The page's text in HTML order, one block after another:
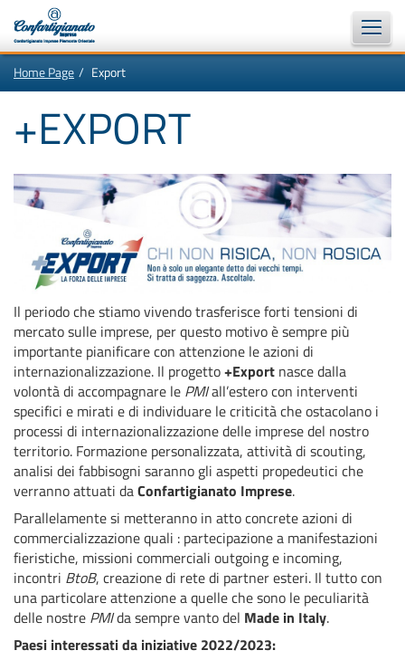
Vai
In
questa
di
navigazione
principale
nel
sito
[2]
Contenuti
ultime
novità
da
[6]
Home Page Export
ricerca
+EXPORT
Il periodo che stiamo vivendo trasferisce forti tensioni di
mercato sulle imprese, per questo motivo è sempre più
importante pianificare con attenzione le azioni di
internazionalizzazione. Il progetto+Export nasce dalla
volontà di accompagnare le PMIall’estero con interventi
specifici e mirati e di individuare le criticità che ostacolano i
processi di internazionalizzazione delle imprese del nostro
territorio. Formazione personalizzata, attività di scouting,
analisi dei fabbisogni saranno gli aspetti propedeutici che
verranno attuati daConfartigianato Imprese.
Parallelamente si metteranno in atto concrete azioni di
commercializzazione quali : partecipazione a manifestazioni
fieristiche, missioni commerciali outgoing e incoming,
incontri BtoB, creazione di rete di partner esteri. Il tutto con
una particolare attenzione a quelle che sono le peculiarità
delle nostre PMIda sempre vanto del Made in Italy.
Paesi interessati da iniziative 2022/2023: